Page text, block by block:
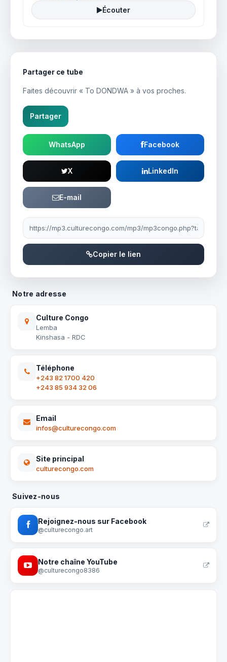
Écouter
Partager ce tube
Faites découvrir « To DONDWA » à vos proches.
Partager
WhatsApp Facebook
X LinkedIn
E-mail
Lien à partager
Copier le lien
Notre adresse
Culture Congo
Lemba
Kinshasa - RDC
Téléphone
+243 82 1700 420
+243 85 934 32 06
Email
infos@culturecongo.com
Site principal
culturecongo.com
Suivez-nous
Rejoignez-nous sur Facebook
@culturecongo.art
Notre chaîne YouTube
@culturecongo8386